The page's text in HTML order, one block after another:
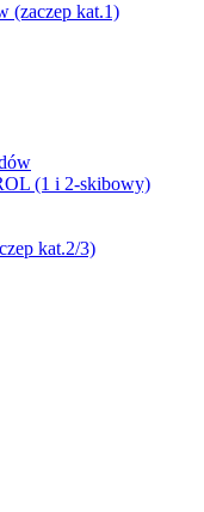
(zaczep kat.1)
(1 i 2-skibowy)
kat.2/3)